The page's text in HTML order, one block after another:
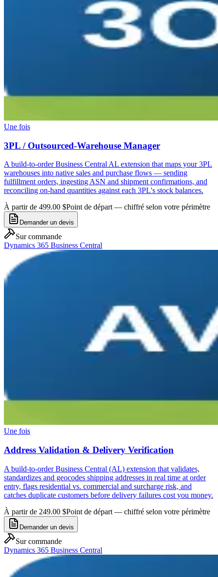
Une fois
3PL / Outsourced-Warehouse Manager
A build-to-order Business Central AL extension that maps your 3PL
warehouses into native sales and purchase flows — sending
fulfillment orders, ingesting ASN and shipment confirmations, and
reconciling on-hand quantities against each 3PL's stock balances.
À partir de 499.00 $Point de départ — chiffré selon votre périmètre
Demander un devis
Sur commande
Dynamics 365 Business Central
Une fois
Address Validation & Delivery Verification
A build-to-order Business Central (AL) extension that validates,
standardizes and geocodes shipping addresses in real time at order
entry, flags residential vs. commercial and surcharge risk, and
catches duplicate customers before delivery failures cost you money.
À partir de 249.00 $Point de départ — chiffré selon votre périmètre
Demander un devis
Sur commande
Dynamics 365 Business Central